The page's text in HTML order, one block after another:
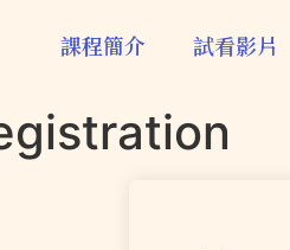
課程簡介 試看影片